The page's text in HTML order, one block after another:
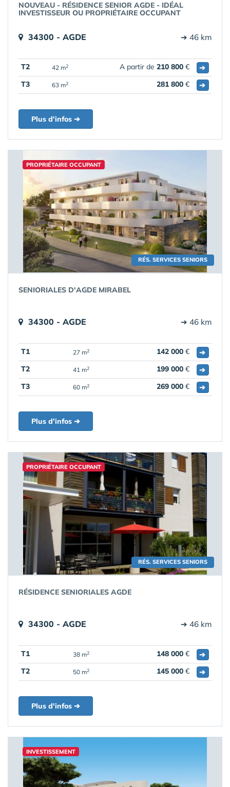
NOUVEAU - RÉSIDENCE SENIOR AGDE - IDÉAL
INVESTISSEUR OU PROPRIÉTAIRE OCCUPANT
34300 - AGDE ➔ 46 km
T2 42 m2 A partir de 210 800 €
➔
T3
63 m2 281 800 € ➔
Plus d'infos ➔
RÉS. SERVICES SENIORS
PROPRIÉTAIRE OCCUPANT
SENIORIALES D'AGDE MIRABEL
34300 - AGDE ➔ 46 km
T1 27 m2 142 000 €
➔
T2
41 m2 199 000 €
➔
T3
60 m2 269 000 € ➔
Plus d'infos ➔
RÉS. SERVICES SENIORS
PROPRIÉTAIRE OCCUPANT
RÉSIDENCE SENIORIALES AGDE
34300 - AGDE ➔ 46 km
T1 38 m2 148 000 €
➔
T2
50 m2 145 000 € ➔
Plus d'infos ➔
INVESTISSEMENT